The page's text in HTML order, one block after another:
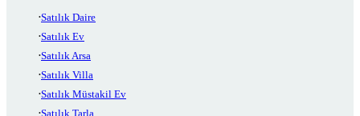
Satılık Daire
Satılık Ev
Satılık Arsa
Satılık Villa
Satılık Müstakil Ev
Satılık Tarla